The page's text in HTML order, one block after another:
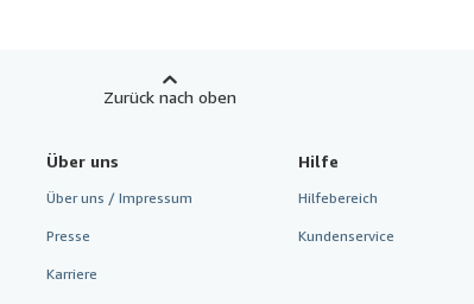
Zurück nach oben
Über uns
Über uns / Impressum
Presse
Karriere
Hilfe
Hilfebereich
Kundenservice